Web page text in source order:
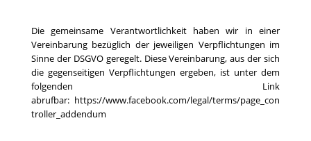
Die gemeinsame Verantwortlichkeit haben wir in einer
Vereinbarung bezüglich der jeweiligen Verpflichtungen im
Sinne der DSGVO geregelt. Diese Vereinbarung, aus der sich
die gegenseitigen Verpflichtungen ergeben, ist unter dem
folgenden Link
abrufbar: https://www.facebook.com/legal/terms/page_con
troller_addendum